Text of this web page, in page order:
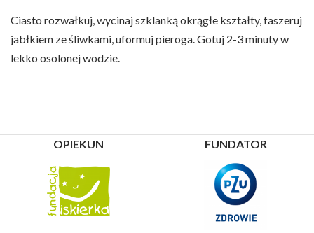
Ciasto rozwałkuj, wycinaj szklanką okrągłe kształty, faszeruj
jabłkiem ze śliwkami, uformuj pieroga. Gotuj 2-3 minuty w
lekko osolonej wodzie.
OPIEKUN FUNDATOR